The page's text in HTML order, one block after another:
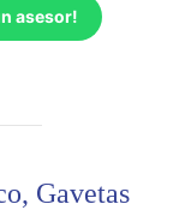
asesor!
Gavetas